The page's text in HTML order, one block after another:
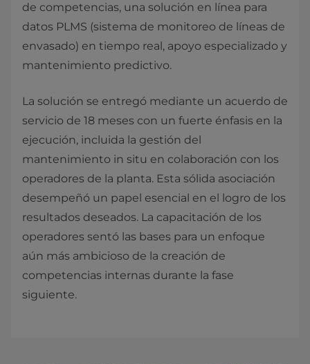
de competencias, una solución en línea para
datos PLMS (sistema de monitoreo de líneas de
envasado) en tiempo real, apoyo especializado y
mantenimiento predictivo.
​La solución se entregó mediante un acuerdo de
servicio de 18 meses con un fuerte énfasis en la
ejecución, incluida la gestión del
mantenimiento in situ en colaboración con los
operadores de la planta. Esta sólida asociación
desempeñó un papel esencial en el logro de los
​​​resultados deseados. La capacitación de los
operadores sentó las bases para un enfoque
aún más ambicioso de la creación de
competencias internas durante la fase
siguiente.